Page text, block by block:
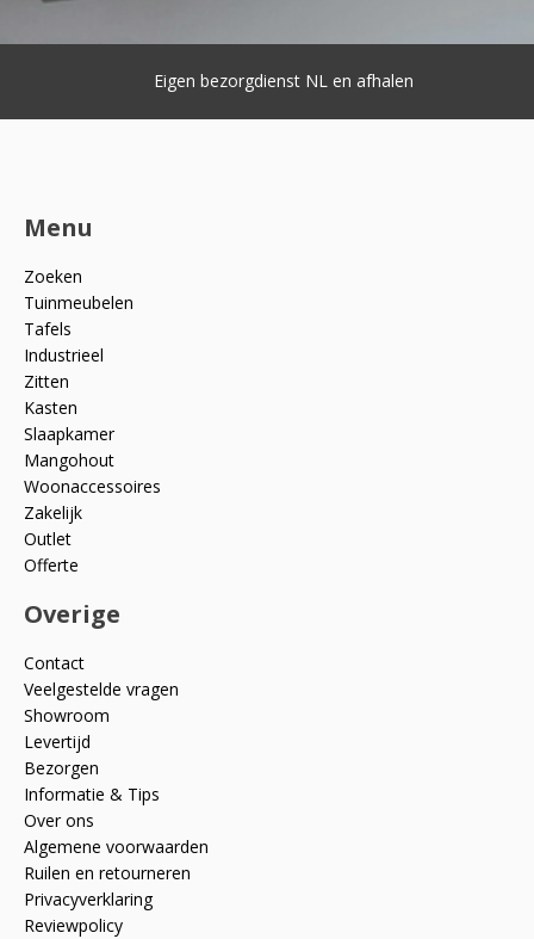
Eigen bezorgdienst NL en afhalen
Menu
Zoeken
Tuinmeubelen
Tafels
Industrieel
Zitten
Kasten
Slaapkamer
Mangohout
Woonaccessoires
Zakelijk
Outlet
Offerte
Overige
Contact
Veelgestelde vragen
Showroom
Levertijd
Bezorgen
Informatie & Tips
Over ons
Algemene voorwaarden
Ruilen en retourneren
Privacyverklaring
Reviewpolicy